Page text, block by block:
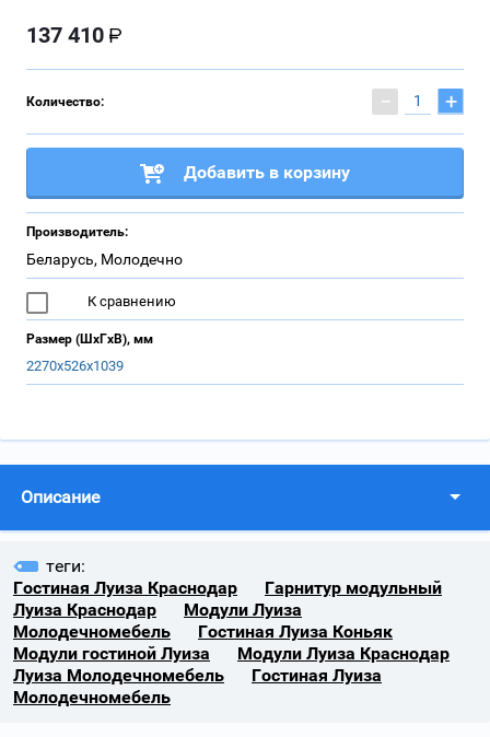
137 410
Количество: − +
Добавить в корзину
Производитель:
Беларусь, Молодечно
К сравнению
Размер (ШхГхВ), мм
2270х526х1039
Описание
теги:
Гостиная Луиза Краснодар
Гарнитур модульный
Луиза Краснодар
Модули Луиза
Молодечномебель
Гостиная Луиза Коньяк
Модули гостиной Луиза
Модули Луиза Краснодар
Луиза Молодечномебель
Гостиная Луиза
Молодечномебель